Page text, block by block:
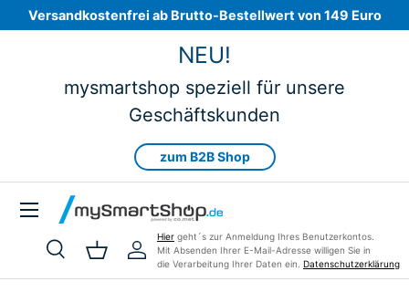
Direkt zum Inhalt
Versandkostenfrei ab Brutto-Bestellwert von 149 Euro
NEU!
mysmartshop speziell für unsere
Geschäftskunden
zum B2B Shop
Suchen
Art
SucheEinkaufskorb
Einloggen
Hier geht´s zur Anmeldung Ihres Benutzerkontos.
Mit Absenden Ihrer E-Mail-Adresse willigen Sie in
die Verarbeitung Ihrer Daten ein. Datenschutzerklärung
Menü